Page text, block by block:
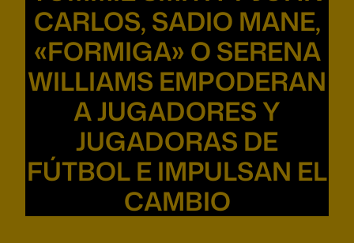
CARLOS, SADIO MANE,
«FORMIGA» O SERENA
WILLIAMS EMPODERAN
A JUGADORES Y
JUGADORAS DE
FÚTBOL E IMPULSAN EL
CAMBIO